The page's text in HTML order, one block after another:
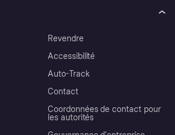
Revendre
Accessibilité
Auto-Track
Contact
Coordonnées de contact pour
les autorités